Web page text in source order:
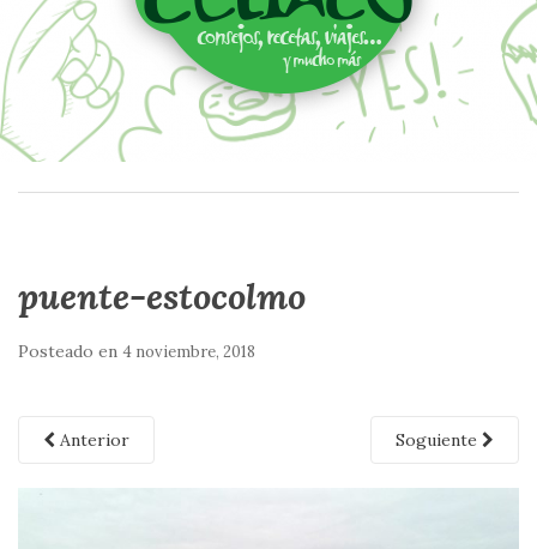
puente-estocolmo
Posteado en 4 noviembre, 2018
Anterior Soguiente